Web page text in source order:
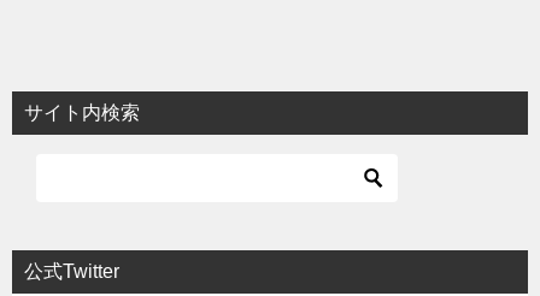
サイト内検索
公式Twitter